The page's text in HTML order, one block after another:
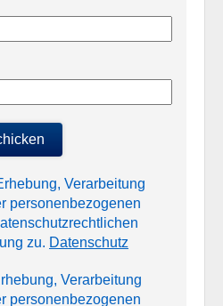
Verarbeitung
personenbezogenen
zu. Datenschutz
Verarbeitung
personenbezogenen